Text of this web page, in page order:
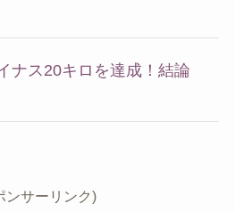
ナス20キロを達成！結論
ンサーリンク)